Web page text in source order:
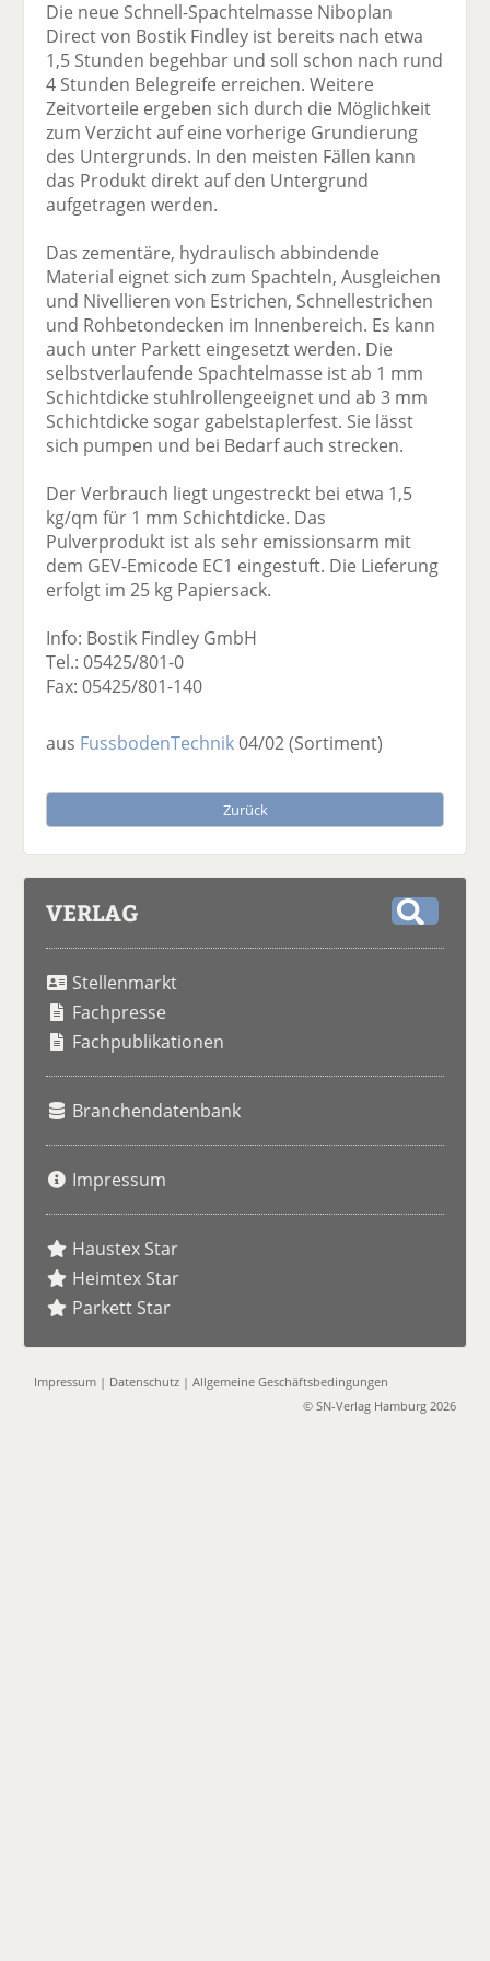
Die neue Schnell-Spachtelmasse Niboplan
Direct von Bostik Findley ist bereits nach etwa
1,5 Stunden begehbar und soll schon nach rund
4 Stunden Belegreife erreichen. Weitere
Zeitvorteile ergeben sich durch die Möglichkeit
zum Verzicht auf eine vorherige Grundierung
des Untergrunds. In den meisten Fällen kann
das Produkt direkt auf den Untergrund
aufgetragen werden.
Das zementäre, hydraulisch abbindende
Material eignet sich zum Spachteln, Ausgleichen
und Nivellieren von Estrichen, Schnellestrichen
und Rohbetondecken im Innenbereich. Es kann
auch unter Parkett eingesetzt werden. Die
selbstverlaufende Spachtelmasse ist ab 1 mm
Schichtdicke stuhlrollengeeignet und ab 3 mm
Schichtdicke sogar gabelstaplerfest. Sie lässt
sich pumpen und bei Bedarf auch strecken.
Der Verbrauch liegt ungestreckt bei etwa 1,5
kg/qm für 1 mm Schichtdicke. Das
Pulverprodukt ist als sehr emissionsarm mit
dem GEV-Emicode EC1 eingestuft. Die Lieferung
erfolgt im 25 kg Papiersack.
Info: Bostik Findley GmbH
Tel.: 05425/801-0
Fax: 05425/801-140
aus FussbodenTechnik04/02(Sortiment)
Zurück
VERLAG
Stellenmarkt
Fachpresse
Fachpublikationen
Branchendatenbank
Impressum
Haustex Star
Heimtex Star
Parkett Star
Impressum | Datenschutz |Allgemeine Geschäftsbedingungen
© SN-Verlag Hamburg 2026